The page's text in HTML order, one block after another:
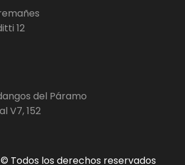
12
del Páramo
V7, 152
Todos los derechos reservados